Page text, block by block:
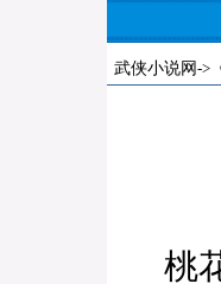
武侠小说网 ->
桃